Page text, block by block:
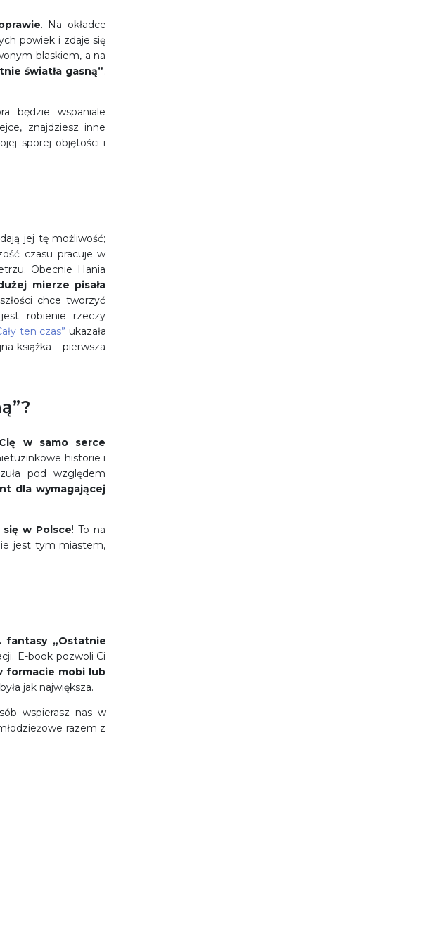
. Na okładce
powiek i zdaje się
blaskiem, a na
światła gasną”.
będzie wspaniale
znajdziesz inne
sporej objętości i
jej tę możliwość;
czasu pracuje w
Obecnie Hania
mierze pisała
chce tworzyć
robienie rzeczy
ten czas” ukazała
książka – pierwsza
w samo serce
historie i
pod względem
dla wymagającej
w Polsce! To na
jest tym miastem,
fantasy „Ostatnie
E-book pozwoli Ci
formacie mobi lub
jak największa.
wspierasz nas w
razem z